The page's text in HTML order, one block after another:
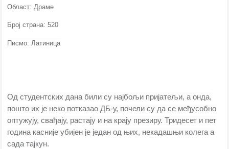
Област: Драме
Број страна: 520
Писмо: Латиница
Од студентских дана били су најбољи пријатељи, а онда,
пошто их је неко потказао ДБ-у, почели су да се међусобно
оптужују, свађају, растају и на крају презиру. Тридесет и пет
година касније убијен је један од њих, некадашњи колега а
сада тајкун.